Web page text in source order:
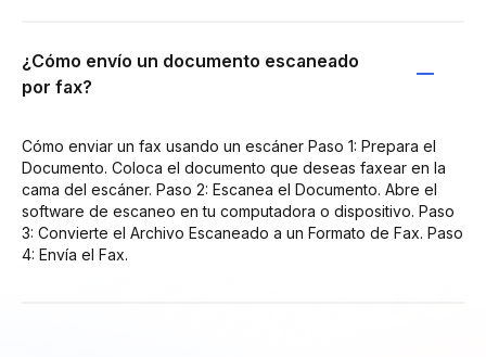
¿Cómo envío un documento escaneado
por fax?
Cómo enviar un fax usando un escáner Paso 1: Prepara el
Documento. Coloca el documento que deseas faxear en la
cama del escáner. Paso 2: Escanea el Documento. Abre el
software de escaneo en tu computadora o dispositivo. Paso
3: Convierte el Archivo Escaneado a un Formato de Fax. Paso
4: Envía el Fax.